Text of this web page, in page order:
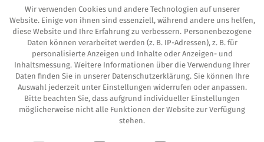
TMG für eige­ne Inhal­te auf die­sen Sei­ten
nach den all­ge­mei­nen Geset­zen ver­ant­wort­
lich. Nach §§ 8 bis 10 TMG sind wir als
Diens­te­an­bie­ter jedoch nicht ver­pflich­tet,
über­mit­tel­te oder gespei­cher­te frem­de
Infor­ma­tio­nen zu über­wa­chen oder nach
Umstän­den zu for­schen, die auf eine rechts­
wid­ri­ge Tätig­keit hinweisen.
Wir verwenden Cookies und andere Technologien auf unserer
Website. Einige von ihnen sind essenziell, während andere uns helfen,
diese Website und Ihre Erfahrung zu verbessern. Personenbezogene
Daten können verarbeitet werden (z. B. IP-Adressen), z. B. für
personalisierte Anzeigen und Inhalte oder Anzeigen- und
Inhaltsmessung. Weitere Informationen über die Verwendung Ihrer
Daten finden Sie in unserer Datenschutzerklärung. Sie können Ihre
Auswahl jederzeit unter Einstellungen widerrufen oder anpassen.
Bitte beachten Sie, dass aufgrund individueller Einstellungen
möglicherweise nicht alle Funktionen der Website zur Verfügung
stehen.